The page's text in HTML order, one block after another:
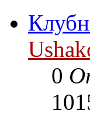
0